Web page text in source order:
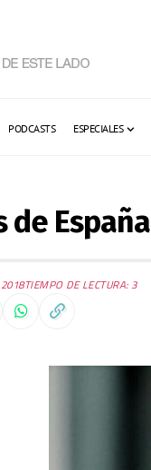
PODCASTS ESPECIALES
de España
TIEMPO DE LECTURA: 3